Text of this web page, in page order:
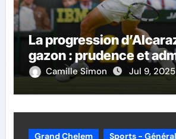
La progression
gazon : prudence et
Camille Simon Jul 9, 2025
Grand Chelem Sports - Général